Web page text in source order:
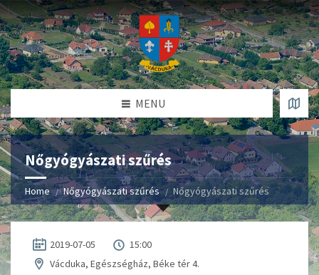
MENU
Nőgyógyászati szűrés
Home Nőgyógyászati szűrés Nőgyógyászati szűrés
2019-07-05
15:00
Vácduka, Egészségház, Béke tér 4.